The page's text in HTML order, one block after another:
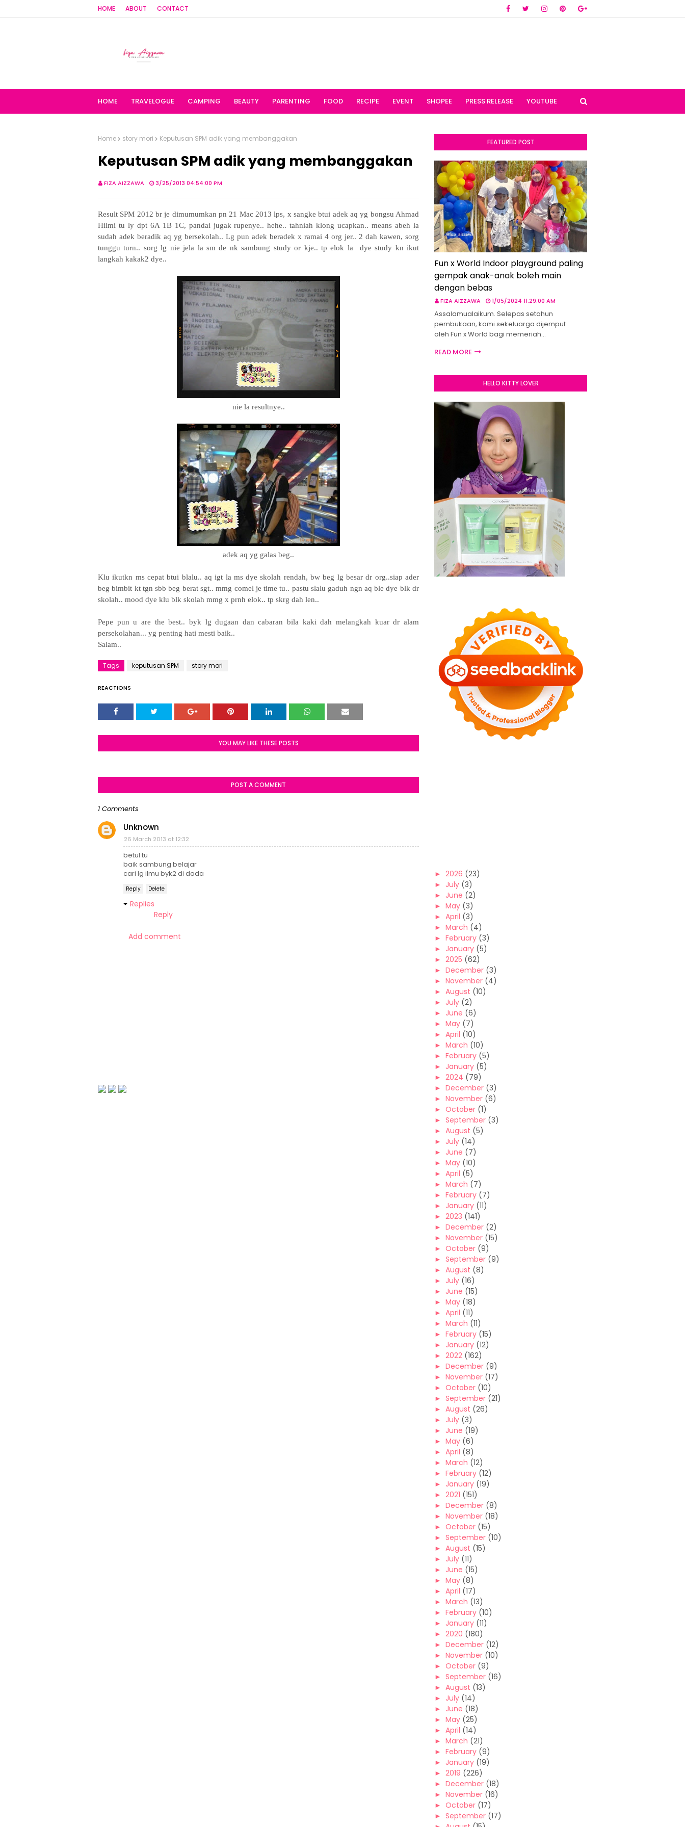
HOME ABOUT CONTACT
HOME TRAVELOGUE CAMPING BEAUTY PARENTING FOOD RECIPE EVENT SHOPEE PRESS RELEASE YOUTUBE
Home story mori Keputusan SPM adik yang membanggakan
Keputusan SPM adik yang membanggakan
FIZA AIZZAWA 3/25/2013 04:54:00 PM
Result SPM 2012 br je dimumumkan pn 21 Mac 2013 lps, x sangke btui adek aq yg bongsu Ahmad
Hilmi tu ly dpt 6A 1B 1C, pandai jugak rupenye.. hehe.. tahniah klong ucapkan.. means abeh la
sudah adek beradik aq yg bersekolah.. Lg pun adek beradek x ramai 4 org jer.. 2 dah kawen, sorg
tunggu turn.. sorg lg nie jela la sm de nk sambung study or kje.. tp elok la dye study kn ikut
langkah kakak2 dye..
nie la resultnye..
adek aq yg galas beg..
Klu ikutkn ms cepat btui blalu.. aq igt la ms dye skolah rendah, bw beg lg besar dr org..siap ader
beg bimbit kt tgn sbb beg berat sgt.. mmg comel je time tu.. pastu slalu gaduh ngn aq ble dye blk dr
skolah.. mood dye klu blk skolah mmg x prnh elok.. tp skrg dah len..
Pepe pun u are the best.. byk lg dugaan dan cabaran bila kaki dah melangkah kuar dr alam
persekolahan... yg penting hati mesti baik..
Salam..
Tags keputusan SPM story mori
REACTIONS
YOU MAY LIKE THESE POSTS
POST A COMMENT
1 Comments
Unknown
26 March 2013 at 12:32
betul tu
baik sambung belajar
cari lg ilmu byk2 di dada
Reply Delete
Replies
Reply
Add comment
FEATURED POST
Fun x World Indoor playground paling
gempak anak-anak boleh main
dengan bebas
FIZA AIZZAWA 1/05/2024 11:29:00 AM
Assalamualaikum. Selepas setahun
pembukaan, kami sekeluarga dijemput
oleh Fun x World bagi memeriah…
READ MORE
HELLO KITTY LOVER
► 2026 (23)
► July (3)
► June (2)
► May (3)
► April (3)
► March (4)
► February (3)
► January (5)
► 2025 (62)
► December (3)
► November (4)
► August (10)
► July (2)
► June (6)
► May (7)
► April (10)
► March (10)
► February (5)
► January (5)
► 2024 (79)
► December (3)
► November (6)
► October (1)
► September (3)
► August (5)
► July (14)
► June (7)
► May (10)
► April (5)
► March (7)
► February (7)
► January (11)
► 2023 (141)
► December (2)
► November (15)
► October (9)
► September (9)
► August (8)
► July (16)
► June (15)
► May (18)
► April (11)
► March (11)
► February (15)
► January (12)
► 2022 (162)
► December (9)
► November (17)
► October (10)
► September (21)
► August (26)
► July (3)
► June (19)
► May (6)
► April (8)
► March (12)
► February (12)
► January (19)
► 2021 (151)
► December (8)
► November (18)
► October (15)
► September (10)
► August (15)
► July (11)
► June (15)
► May (8)
► April (17)
► March (13)
► February (10)
► January (11)
► 2020 (180)
► December (12)
► November (10)
► October (9)
► September (16)
► August (13)
► July (14)
► June (18)
► May (25)
► April (14)
► March (21)
► February (9)
► January (19)
► 2019 (226)
► December (18)
► November (16)
► October (17)
► September (17)